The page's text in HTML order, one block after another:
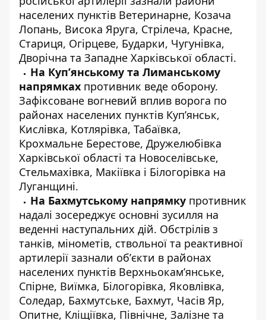
населених пунктів Ветеринарне, Козача
Лопань, Висока Яруга, Стрілеча, Красне,
Стариця, Огірцеве, Бударки, Чугунівка,
Дворічна та Западне Харківської області.
На Куп’янському та Лиманському
напрямках противник веде оборону.
Зафіксоване вогневий вплив ворога по
районах населених пунктів Куп’янськ,
Кислівка, Котлярівка, Табаївка,
Крохмальне Берестове, Дружелюбівка
Харківської області та Новоселівське,
Стельмахівка, Макіївка і Білогорівка на
Луганщині.
На Бахмутському напрямку противник
надалі зосереджує основні зусилля на
веденні наступальних дій. Обстрілів з
танків, мінометів, ствольної та реактивної
артилерії зазнали обʼєкти в районах
населених пунктів Верхньокам’янське,
Спірне, Виїмка, Білогорівка, Яковлівка,
Соледар, Бахмутське, Бахмут, Часів Яр,
Опитне, Кліщіївка, Північне, Залізне та